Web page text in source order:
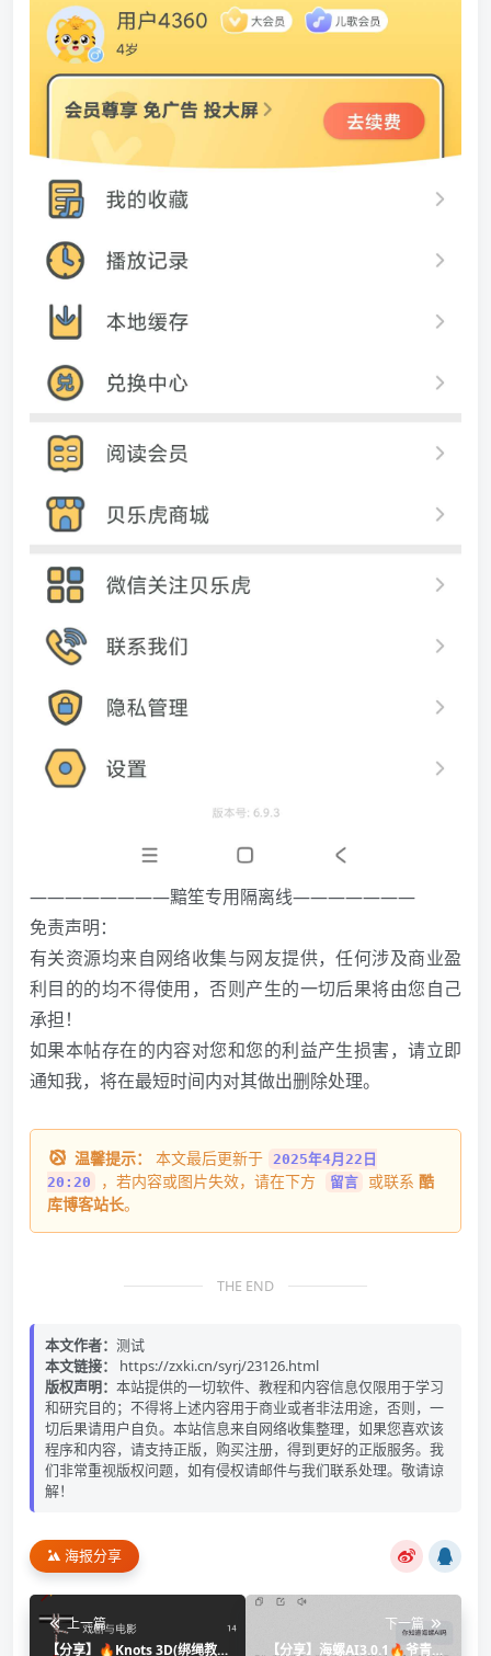
————————黯笙专用隔离线———————
免责声明：
有关资源均来自网络收集与网友提供，任何涉及商业盈
利目的的均不得使用，否则产生的一切后果将由您自己
承担！
如果本帖存在的内容对您和您的利益产生损害，请立即
通知我，将在最短时间内对其做出删除处理。
温馨提示： 本文最后更新于
2025年4月22日
20:20
，若内容或图片失效，请在下方 留言 或联系 酷
库博客站长。
THE END
本文作者： 测试
本文链接：
https://zxki.cn/syrj/23126.html
版权声明： 本站提供的一切软件、教程和内容信息仅限用于学习
和研究目的；不得将上述内容用于商业或者非法用途，否则，一
切后果请用户自负。本站信息来自网络收集整理，如果您喜欢该
程序和内容，请支持正版，购买注册，得到更好的正版服务。我
们非常重视版权问题，如有侵权请邮件与我们联系处理。敬请谅
解！
海报分享
上一篇
【分享】🔥Knots 3D(绑绳教
下一篇
【分享】海螺AI3.0.1🔥爷青回